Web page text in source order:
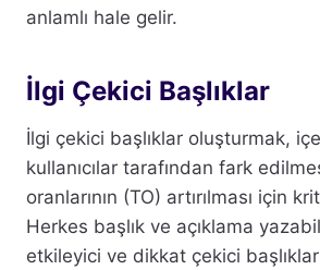
anlamlı hale gelir.
İlgi Çekici Başlıklar
İlgi çekici başlıklar oluşturmak,
kullanıcılar tarafından fark
oranlarının (TO) artırılması için
Herkes başlık ve açıklama
etkileyici ve dikkat çekici